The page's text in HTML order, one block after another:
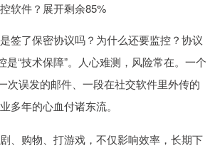
软件？展开剩余85%
签了保密协议吗？为什么还要监控？协议
是“技术保障”。人心难测，风险常在。一个
次误发的邮件、一段在社交软件里外传的
多年的心血付诸东流。
、购物、打游戏，不仅影响效率，长期下